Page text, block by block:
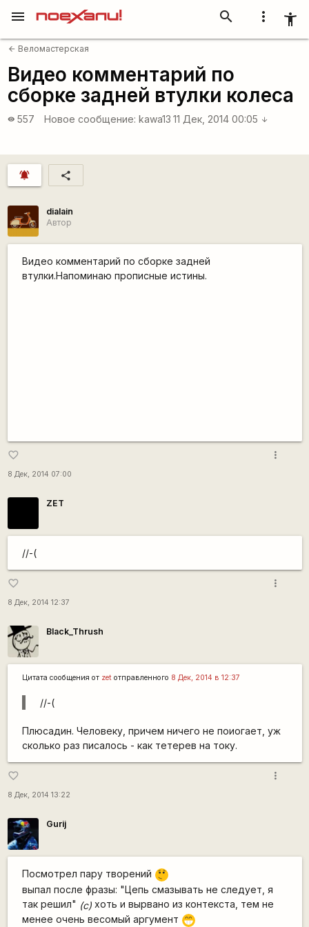
more_vert accessibility_new
search
menu
arrow_back Веломастерская
Видео комментарий по
сборке задней втулки колеса
visibility 557 Новое сообщение: kawa13 11 Дек, 2014 00:05 arrow_downward
notifications_active share
dialain
Автор
Видео комментарий по сборке задней
втулки.Напоминаю прописные истины.
favorite_border
8 Дек, 2014 07:00
more_vert
ZET
//-(
favorite_border
8 Дек, 2014 12:37
more_vert
Black_Thrush
Цитата сообщения от zetотправленного 8 Дек, 2014 в 12:37
//-(
Плюсадин. Человеку, причем ничего не поиогает, уж
сколько раз писалось - как тетерев на току.
favorite_border
8 Дек, 2014 13:22
more_vert
Gurij
Посмотрел пару творений ^-^
выпал после фразы: "Цепь смазывать не следует, я
так решил" (c)хоть и вырвано из контекста, тем не
менее очень весомый аргумент ;D